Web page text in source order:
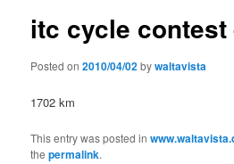
itc cycle contest
Posted on2010/04/02bywaltavista
1702 km
This entry was posted in
thepermalink.